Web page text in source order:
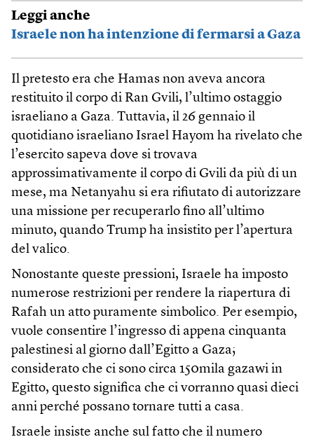
Leggi anche
Israele non ha intenzione di fermarsi a Gaza
Il pretesto era che Hamas non aveva ancora
restituito il corpo di Ran Gvili, l’ultimo ostaggio
israeliano a Gaza. Tuttavia, il 26 gennaio il
quotidiano israeliano Israel Hayom ha rivelato che
l’esercito sapeva dove si trovava
approssimativamente il corpo di Gvili da più di un
mese, ma Netanyahu si era rifiutato di autorizzare
una missione per recuperarlo fino all’ultimo
minuto, quando Trump ha insistito per l’apertura
del valico.
Nonostante queste pressioni, Israele ha imposto
numerose restrizioni per rendere la riapertura di
Rafah un atto puramente simbolico. Per esempio,
vuole consentire l’ingresso di appena cinquanta
palestinesi al giorno dall’Egitto a Gaza;
considerato che ci sono circa 150mila gazawi in
Egitto, questo significa che ci vorranno quasi dieci
anni perché possano tornare tutti a casa.
Israele insiste anche sul fatto che il numero